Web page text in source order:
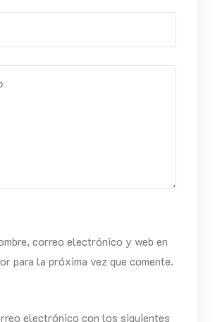
correo electrónico y web en
para la próxima vez que comente.
electrónico con los siguientes